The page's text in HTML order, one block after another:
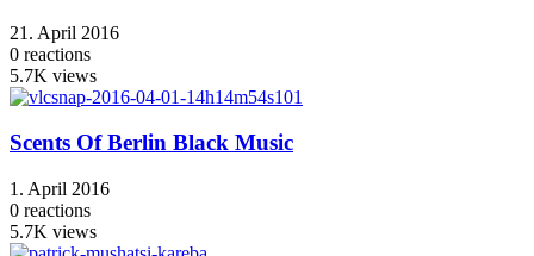
21. April 2016
0 reactions
5.7K views
Scents Of Berlin Black Music
1. April 2016
0 reactions
5.7K views